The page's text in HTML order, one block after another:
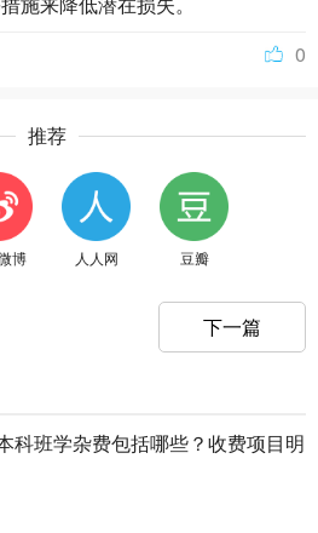
0
推荐
博 人人网 豆瓣
下一篇
科班学杂费包括哪些？收费项目明